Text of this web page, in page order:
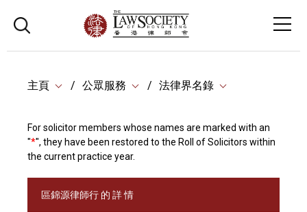
主頁 公眾服務 法律界名錄
For solicitor members whose names are marked with an
"*", they have been restored to the Roll of Solicitors within
the current practice year.
區錦源律師行 的 詳 情